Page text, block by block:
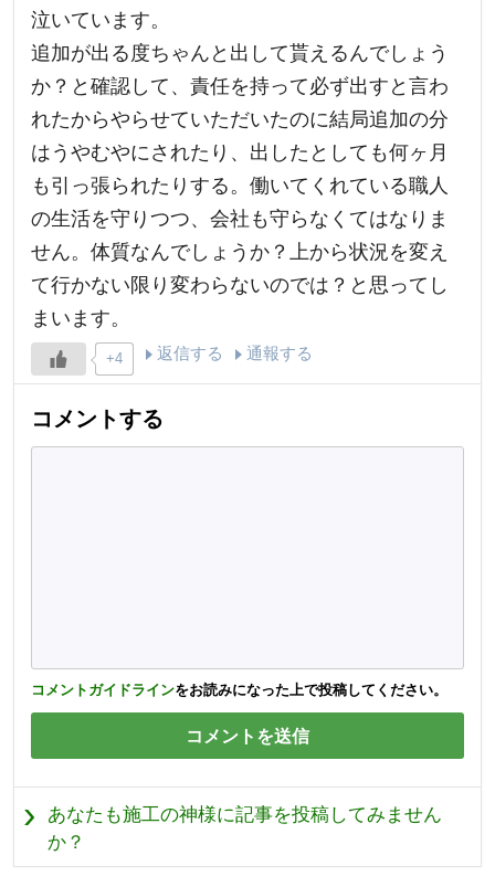
泣いています。
追加が出る度ちゃんと出して貰えるんでしょう
か？と確認して、責任を持って必ず出すと言わ
れたからやらせていただいたのに結局追加の分
はうやむやにされたり、出したとしても何ヶ月
も引っ張られたりする。働いてくれている職人
の生活を守りつつ、会社も守らなくてはなりま
せん。体質なんでしょうか？上から状況を変え
て行かない限り変わらないのでは？と思ってし
まいます。
+4 返信する 通報する
コメントする
コメントガイドラインをお読みになった上で投稿してください。
あなたも施工の神様に記事を投稿してみません
か？